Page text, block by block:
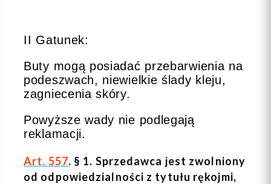
II Gatunek:
Buty mogą posiadać przebarwienia na
podeszwach, niewielkie ślady kleju,
zagniecenia skóry.
Powyższe wady nie podlegają
reklamacji.
Art. 557. § 1. Sprzedawca jest zwolniony
od odpowiedzialności z tytułu rękojmi,